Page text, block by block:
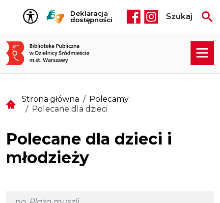
Przejdź do treści
Deklaracja
dostępności
Social media
Szukaj
Strona główna
Polecamy
Polecane dla dzieci
Polecane dla dzieci i
młodzieży